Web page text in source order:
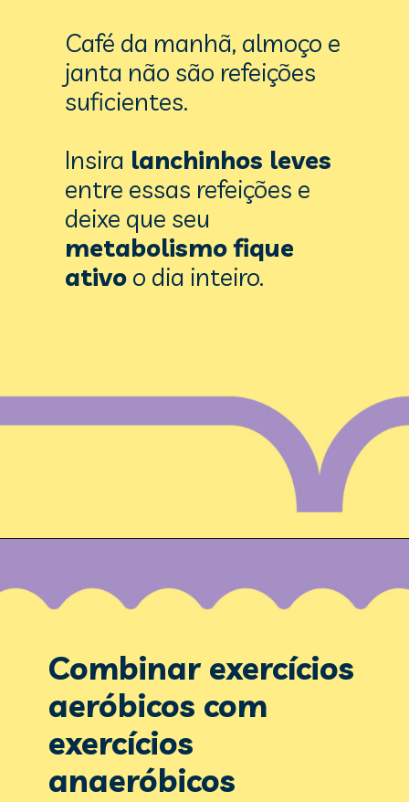
Café da manhã, almoço e
janta não são refeições
suficientes.
Insira lanchinhos leves
entre essas refeições e
metabolismo fique
ativo o dia inteiro.
Combinar exercícios
aeróbicos com
exercícios
anaeróbicos